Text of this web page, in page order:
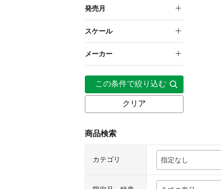
20,000円～29,999円
発売月
2024年9月
スケール
1/8
メーカー
壽屋
この条件で絞り込む
クリア
商品検索
カテゴリ 指定なし